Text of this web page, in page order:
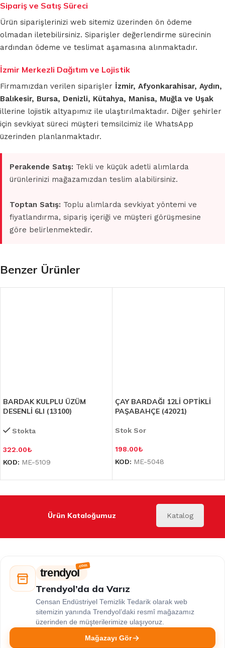
Sipariş ve Satış Süreci
Ürün siparişlerinizi web sitemiz üzerinden ön ödeme
olmadan iletebilirsiniz. Siparişler değerlendirme sürecinin
ardından ödeme ve teslimat aşamasına alınmaktadır.
İzmir Merkezli Dağıtım ve Lojistik
Firmamızdan verilen siparişler İzmir, Afyonkarahisar, Aydın,
Balıkesir, Bursa, Denizli, Kütahya, Manisa, Muğla ve Uşak
illerine lojistik altyapımız ile ulaştırılmaktadır. Diğer şehirler
için sevkiyat süreci müşteri temsilcimiz ile WhatsApp
üzerinden planlanmaktadır.
Perakende Satış: Tekli ve küçük adetli alımlarda
ürünlerinizi mağazamızdan teslim alabilirsiniz.
Toptan Satış: Toplu alımlarda sevkiyat yöntemi ve
fiyatlandırma, sipariş içeriği ve müşteri görüşmesine
göre belirlenmektedir.
Benzer Ürünler
BARDAK KULPLU ÜZÜM
DESENLİ 6LI (13100)
Stokta
322.00₺
KOD: ME-5109
ÇAY BARDAĞI 12Lİ OPTİKLİ
PAŞABAHÇE (42021)
Stok Sor
198.00₺
KOD: ME-5048
Ürün Kataloğumuz Katalog
trendyol
Trendyol’da da Varız
Censan Endüstriyel Temizlik Tedarik olarak web
sitemizin yanında Trendyol’daki resmî mağazamız
üzerinden de müşterilerimize ulaşıyoruz.
Mağazayı Gör